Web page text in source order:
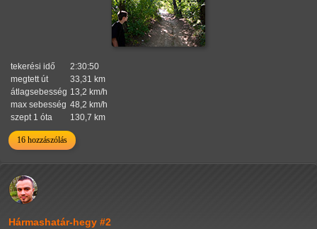
tekerési idő
2:30:50
megtett út
33,31 km
átlagsebesség 13,2 km/h
max sebesség 48,2 km/h
szept 1 óta
130,7 km
16 hozzászólás
Hármashatár-hegy #2